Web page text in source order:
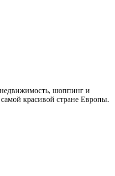
шоппинг и
красивой стране Европы.